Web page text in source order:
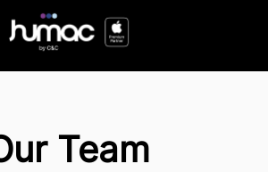
Team